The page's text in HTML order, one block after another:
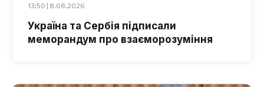
13:50 | 8.08.2026
Україна та Сербія підписали
меморандум про взаєморозуміння